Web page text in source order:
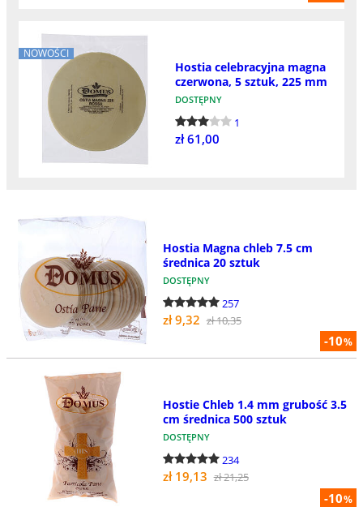
NOWOŚCI
Hostia celebracyjna magna
czerwona, 5 sztuk, 225 mm
DOSTĘPNY
1
zł 61,00
-10%
Hostia Magna chleb 7.5 cm
średnica 20 sztuk
DOSTĘPNY
257
zł 9,32 zł 10,35
-10%
Hostie Chleb 1.4 mm grubość 3.5
cm średnica 500 sztuk
DOSTĘPNY
234
zł 19,13 zł 21,25